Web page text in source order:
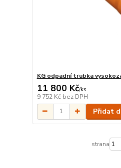
KG odpadní trubka
11 800 Kč/ks
9 752 Kč bez DPH
Přidat
strana